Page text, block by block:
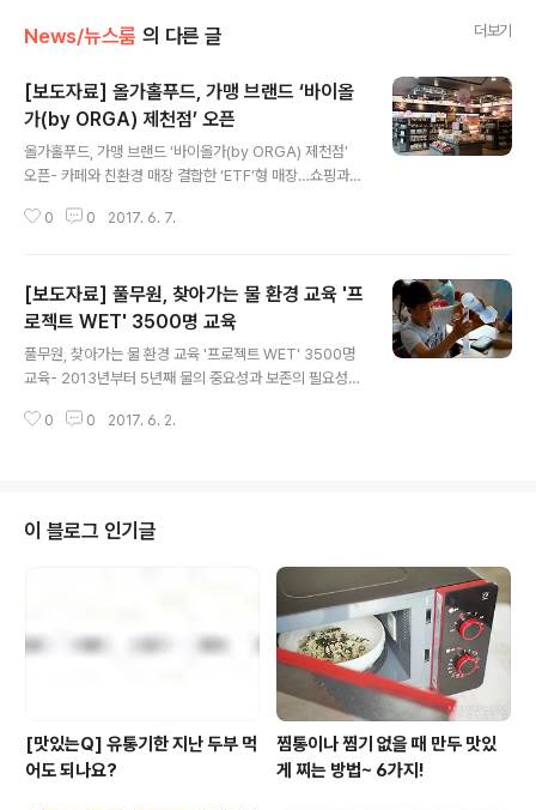
News/뉴스룸 의 다른 글 더보기
[보도자료] 올가홀푸드, 가맹 브랜드 ‘바이올
가(by ORGA) 제천점’ 오픈
올가홀푸드, 가맹 브랜드 ‘바이올가(by ORGA) 제천점’
오픈- 카페와 친환경 매장 결합한 ‘ETF’형 매장…쇼핑과
청과 품목 등 신선식품 강화- 지역 내 영유아 비율 높아 올
가)가 오는 8일 충북 제천시 고암동에 ‘바이올가 제천점’을
오픈한다고 밝혔다. ‘바이올가(by ORGA)’는 올가의 친환
경 식품 유통 경영 노하우를 그대로 전수한 가맹 브랜드다.
‘바이올가’는 친환경 채소, 과일, 양곡을 비롯해 올가 PB(P
rivate Brand) 유기 가공식품, 로하스 생활용품 등을 소비
자들에게 선보이고 있다. ‘바이올가..
0 0 2017. 6. 7.
[보도자료] 풀무원, 찾아가는 물 환경 교육 '프
로젝트 WET' 3500명 교육
풀무원, 찾아가는 물 환경 교육 '프로젝트 WET' 3500명
교육- 2013년부터 5년째 물의 중요성과 보존의 필요성을
모 대상 총 140회 3,500명 교육 예정- 참가비 무료, 푸드
알리는 세계적인 물 교육 프로그램 ‘프로젝트 WET(Wate
r Education for Teachers)’을 실시한다고 2일 밝혔다.
풀무원은 ‘프로젝트 WET’을 초등학생 교육과 학부모와 아
이가 함께 교육 받을 수 있는 프로그램으로 올해 서울, 경
기, 인천, 대전광역시 소재 4~6년생을 대상으로..
0 0 2017. 6. 2.
이 블로그 인기글
[맛있는Q] 유통기한 지난 두부 먹
어도 되나요?
찜통이나 찜기 없을 때 만두 맛있
게 찌는 방법~ 6가지!